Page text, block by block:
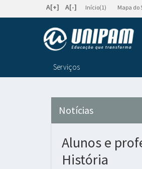
A[+] A[-] Início(1) Mapa do
Serviços
Notícias
Alunos e
História